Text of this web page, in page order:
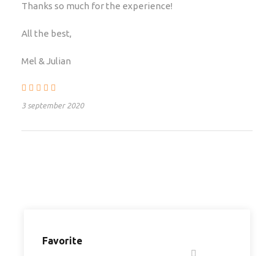
Favorite
betaalt gewoon één vaste tourprijs waarbij alle
zijn. Vraag ons welke reizen dat zijn!
Visumkosten
Reis- en annuleringsverzekering
Gorilla trekking is optioneel bij te boeken
Thanks so much for the experience!
All the best,
Mel & Julian
3 september 2020